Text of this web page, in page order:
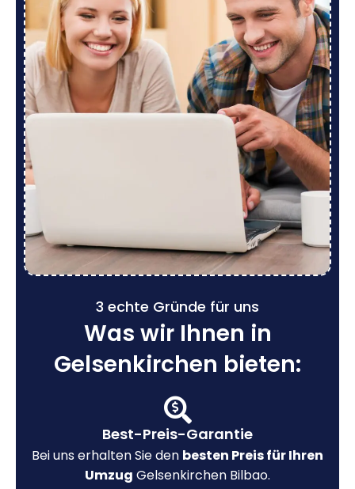
3 echte Gründe für uns
Was wir Ihnen in
Gelsenkirchen bieten:
Best-Preis-Garantie
Bei uns erhalten Sie den besten Preis für Ihren
Umzug Gelsenkirchen Bilbao.